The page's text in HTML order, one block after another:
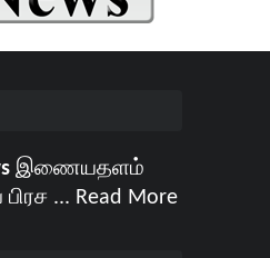
இணையதளம்
... Read More